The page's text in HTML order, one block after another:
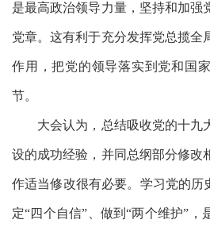
是最高政治领导力量，坚持和加强
党章。这有利于充分发挥党总揽全
作用，把党的领导落实到党和国
节。
大会认为，总结吸收党的十九
设的成功经验，并同总纲部分修改
作适当修改很有必要。学习党的历
定“四个自信”、做到“两个维护”，